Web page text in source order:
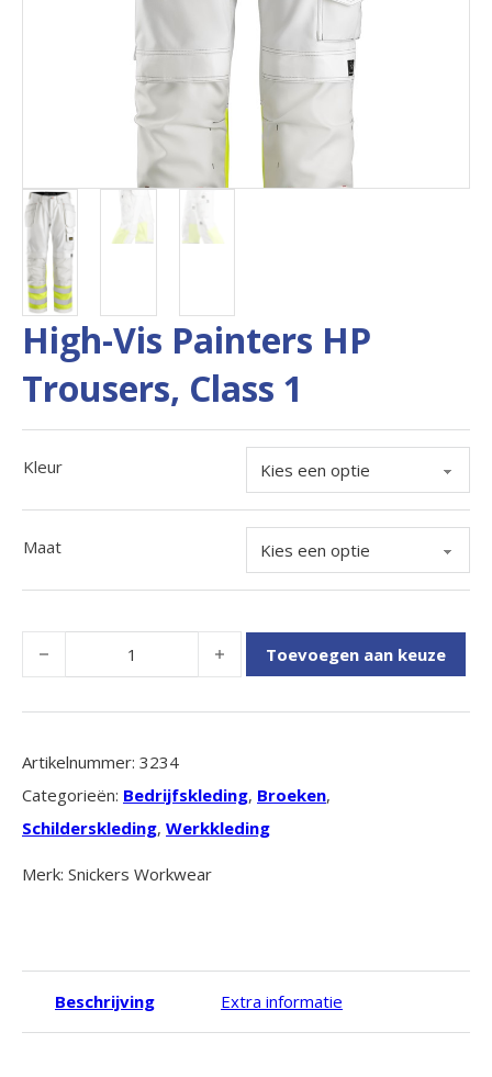
High-Vis Painters HP
Trousers, Class 1
Kleur
Maat
Toevoegen aan keuze
Artikelnummer: 3234
Categorieën: Bedrijfskleding, Broeken,
Schilderskleding, Werkkleding
Merk: Snickers Workwear
Beschrijving Extra informatie